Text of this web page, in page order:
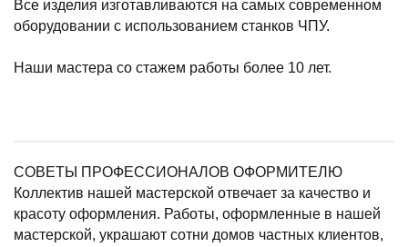
Все изделия изготавливаются на самых современном
оборудовании с использованием станков ЧПУ.
Наши мастера со стажем работы более 10 лет.
СОВЕТЫ ПРОФЕССИОНАЛОВ ОФОРМИТЕЛЮ
Коллектив нашей мастерской отвечает за качество и
красоту оформления. Работы, оформленные в нашей
мастерской, украшают сотни домов частных клиентов,